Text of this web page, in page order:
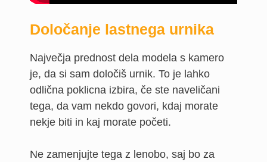
Določanje lastnega urnika
Največja prednost dela modela s kamero
je, da si sam določiš urnik. To je lahko
odlična poklicna izbira, če ste naveličani
tega, da vam nekdo govori, kdaj morate
nekje biti in kaj morate početi.
Ne zamenjujte tega z lenobo, saj bo za